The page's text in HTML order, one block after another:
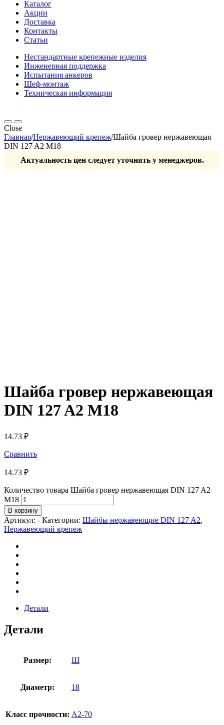
Каталог
Акции
Доставка
Контакты
Статьи
Нестандартные крепежные изделия
Инженерная поддержка
Испытания анкеров
Шеф-монтаж
Техническая информация
Close
Главная/Нержавеющий крепеж/Шайба гровер нержавеющая
DIN 127 A2 М18
Актуальность цен следует уточнять у менеджеров.
Шайба гровер нержавеющая
DIN 127 A2 М18
14.73 ₽
Сравнить
14.73 ₽
Количество товара Шайба гровер нержавеющая DIN 127 A2
М18
В корзину
Артикул: - Категории: Шайбы нержавеющие DIN 127 A2,
Нержавеющий крепеж
Детали
Детали
Размер: Ш
Диаметр: 18
Класс прочности: А2-70